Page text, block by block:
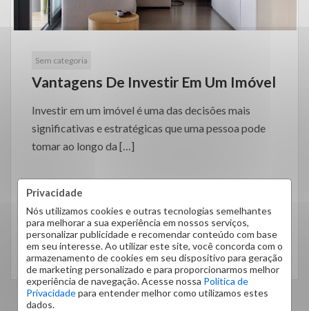
Privacidade
Nós utilizamos cookies e outras tecnologias semelhantes
para melhorar a sua experiência em nossos serviços,
personalizar publicidade e recomendar conteúdo com base
em seu interesse. Ao utilizar este site, você concorda com o
armazenamento de cookies em seu dispositivo para geração
de marketing personalizado e para proporcionarmos melhor
experiência de navegação. Acesse nossa Política de
Privacidadepara entender melhor como utilizamos estes
dados.
Sem categoria
Vantagens De Investir Em Um Imóvel
Investir em um imóvel é uma das decisões mais
significativas e estratégicas que uma pessoa pode
tomar ao longo da […]
LEIA MAIS